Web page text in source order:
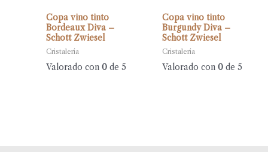
Copa vino tinto
Bordeaux Diva –
Schott Zwiesel
Cristalería
Valorado con0 de 5
Copa vino tinto
Burgundy Diva –
Schott Zwiesel
Cristalería
Valorado con 0de 5